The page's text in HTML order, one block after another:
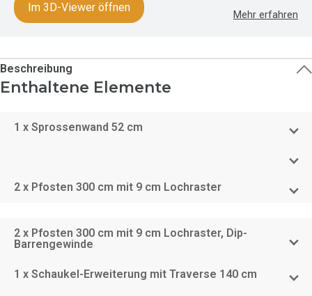
Im 3D-Viewer öffnen
Mehr erfahren
Beschreibung
Enthaltene Elemente
1 x Sprossenwand 52 cm
2 x Pfosten 300 cm mit 9 cm Lochraster
2 x Pfosten 300 cm mit 9 cm Lochraster, Dip-
Barrengewinde
1 x Schaukel-Erweiterung mit Traverse 140 cm